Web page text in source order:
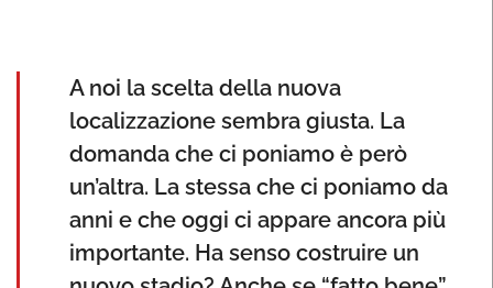
A noi la scelta della nuova
localizzazione sembra giusta. La
domanda che ci poniamo è però
un’altra. La stessa che ci poniamo da
anni e che oggi ci appare ancora più
importante. Ha senso costruire un